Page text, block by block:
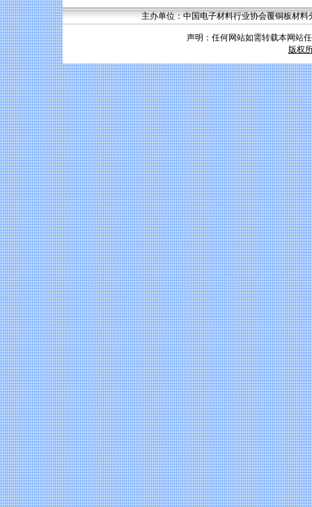
主办单位：中国电子材料行业协会覆铜板材
声明：任何网站如需转载本网站
版权